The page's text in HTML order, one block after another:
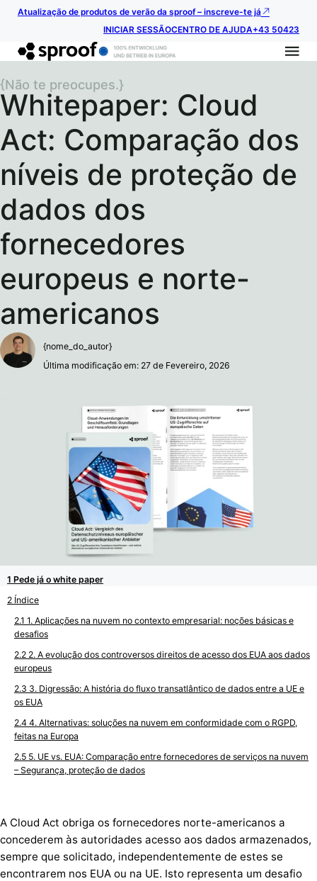
Atualização de produtos de verão da sproof – inscreve-te já
INICIAR SESSÃOCENTRO DE AJUDA+43 50423
Whitepaper: Cloud
Act: Comparação dos
níveis de proteção de
dados dos
fornecedores
europeus e norte-
americanos
{Não te preocupes.}
{nome_do_autor}
Última modificação em: 27 de Fevereiro, 2026
Pede já o white paper
Índice
1. Aplicações na nuvem no contexto empresarial: noções básicas e
desafios
2. A evolução dos controversos direitos de acesso dos EUA aos dados
europeus
3. Digressão: A história do fluxo transatlântico de dados entre a UE e
os EUA
4. Alternativas: soluções na nuvem em conformidade com o RGPD,
feitas na Europa
5. UE vs. EUA: Comparação entre fornecedores de serviços na nuvem
– Segurança, proteção de dados
A Cloud Act obriga os fornecedores norte-americanos a
concederem às autoridades acesso aos dados armazenados,
sempre que solicitado, independentemente de estes se
encontrarem nos EUA ou na UE. Isto representa um desafio